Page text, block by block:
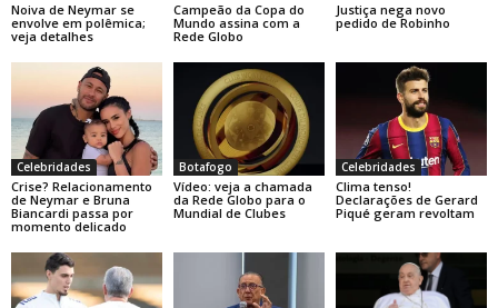
Noiva de Neymar se
envolve em polêmica;
veja detalhes
Campeão da Copa do
Mundo assina com a
Rede Globo
Justiça nega novo
pedido de Robinho
Celebridades
Crise? Relacionamento
de Neymar e Bruna
Biancardi passa por
momento delicado
Botafogo
Vídeo: veja a chamada
da Rede Globo para o
Mundial de Clubes
Celebridades
Clima tenso!
Declarações de Gerard
Piqué geram revoltam